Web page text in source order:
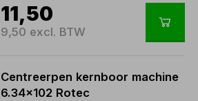
11,50
9,50 excl. BTW
Centreerpen kernboor machine
6.34x102 Rotec